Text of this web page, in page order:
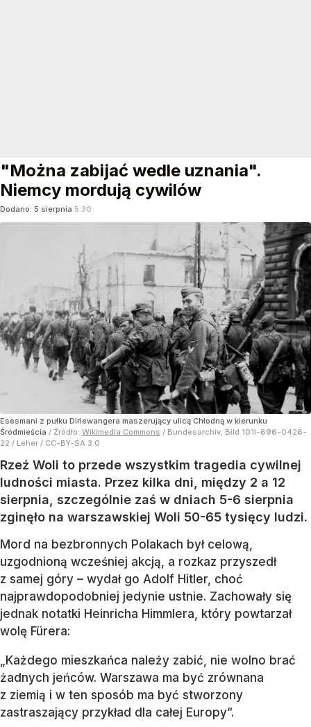
"Można zabijać wedle uznania".
Niemcy mordują cywilów
Dodano: 5 sierpnia 5:30
Esesmani z pułku Dirlewangera maszerujący ulicą Chłodną w kierunku
Śródmieścia / Źródło: Wikimedia Commons / Bundesarchiv, Bild 101I-696-0426-
22 / Leher / CC-BY-SA 3.0
Rzeź Woli to przede wszystkim tragedia cywilnej
ludności miasta. Przez kilka dni, między 2 a 12
sierpnia, szczególnie zaś w dniach 5-6 sierpnia
zginęło na warszawskiej Woli 50-65 tysięcy ludzi.
Mord na bezbronnych Polakach był celową,
uzgodnioną wcześniej akcją, a rozkaz przyszedł
z samej góry – wydał go Adolf Hitler, choć
najprawdopodobniej jedynie ustnie. Zachowały się
jednak notatki Heinricha Himmlera, który powtarzał
wolę Fürera:
„Każdego mieszkańca należy zabić, nie wolno brać
żadnych jeńców. Warszawa ma być zrównana
z ziemią i w ten sposób ma być stworzony
zastraszający przykład dla całej Europy”.